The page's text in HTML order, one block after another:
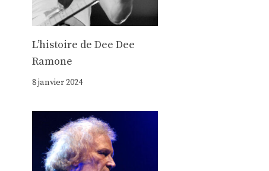
Lʼhistoire de Dee Dee
Ramone
8 janvier 2024